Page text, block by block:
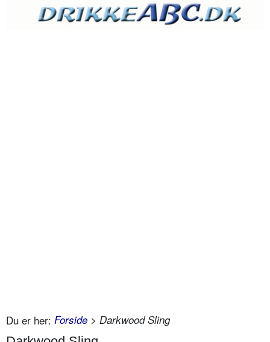
Du er her: Forside > Darkwood Sling